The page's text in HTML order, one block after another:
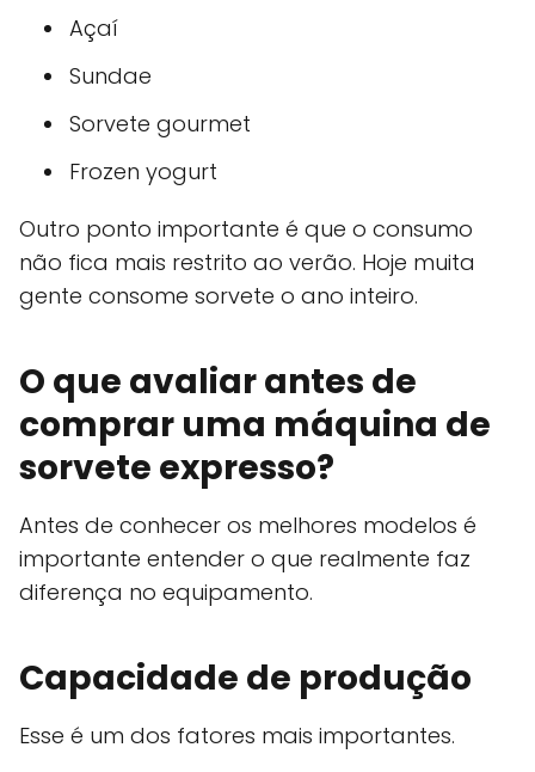
Açaí
Sundae
Sorvete gourmet
Frozen yogurt
Outro ponto importante é que o consumo
não fica mais restrito ao verão. Hoje muita
gente consome sorvete o ano inteiro.
O que avaliar antes de
comprar uma máquina de
sorvete expresso?
Antes de conhecer os melhores modelos é
importante entender o que realmente faz
diferença no equipamento.
Capacidade de produção
Esse é um dos fatores mais importantes.